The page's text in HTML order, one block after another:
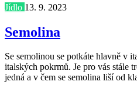
Jídlo 13. 9. 2023
Semolina
Se semolinou se potkáte hlavně v
italských pokrmů. Je pro vás stále
jedná a v čem se semolina liší od